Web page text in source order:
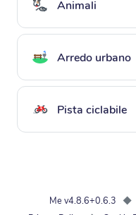
animali
arredo urbano
pista ciclabile
Me v4.8.6+0.6.3 ◆